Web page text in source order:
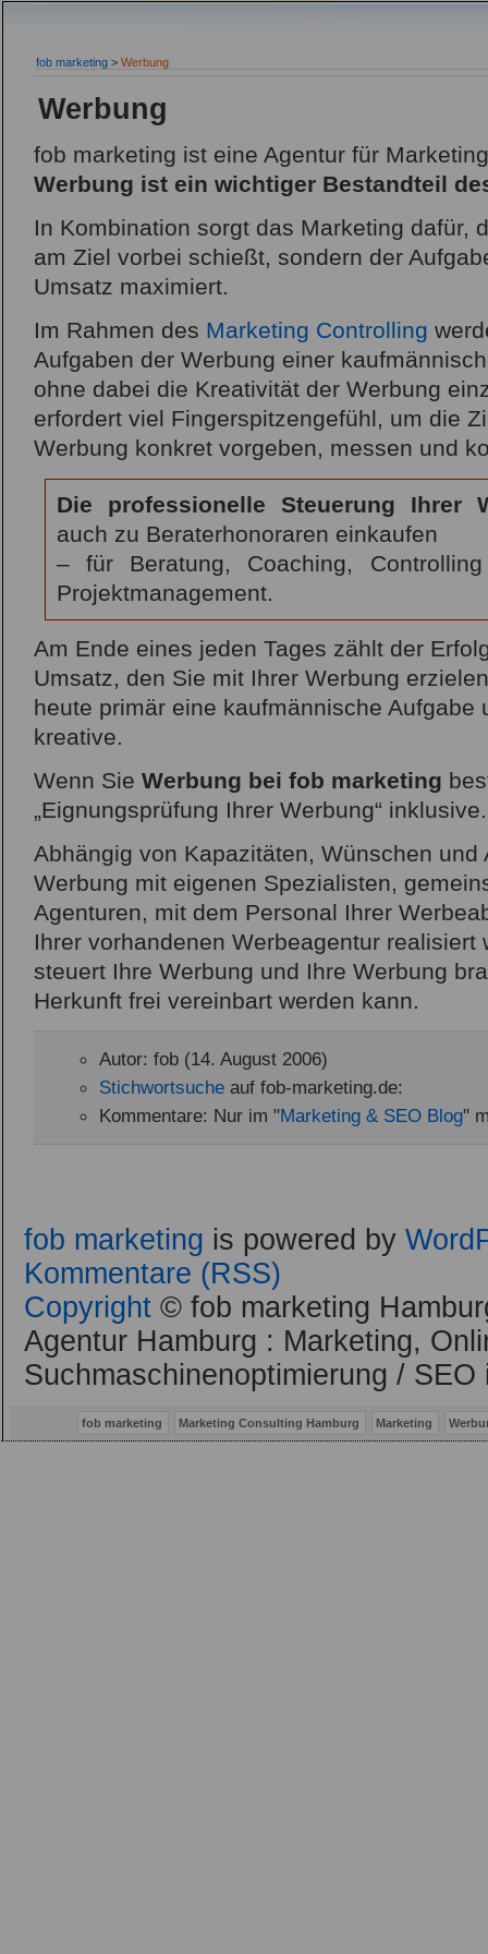
fob marketing > Werbung
Werbung
fob marketing ist eine Agentur für
Werbung ist ein wichtiger Bestandteil
In Kombination sorgt das Marketing dafür,
am Ziel vorbei schießt, sondern der
Umsatz maximiert.
Im Rahmen des Marketing Controlling
Aufgaben der Werbung einer
ohne dabei die Kreativität der Werbung
erfordert viel Fingerspitzengefühl, um die
Werbung konkret vorgeben, messen und
Die professionelle Steuerung Ihrer
auch zu Beraterhonoraren einkaufen
– für Beratung, Coaching,
Projektmanagement.
Am Ende eines jeden Tages zählt der
Umsatz, den Sie mit Ihrer Werbung
heute primär eine kaufmännische Aufgabe
kreative.
Wenn Sie Werbung bei fob marketing
„Eignungsprüfung Ihrer Werbung“ inklusive.
Abhängig von Kapazitäten, Wünschen und
Werbung mit eigenen Spezialisten,
Agenturen, mit dem Personal Ihrer
Ihrer vorhandenen Werbeagentur realisiert
steuert Ihre Werbung und Ihre Werbung
Herkunft frei vereinbart werden kann.
Autor: fob (14. August 2006)
Stichwortsuche auf fob-marketing.de:
Kommentare: Nur im "Marketing & SEO Blog"
fob marketing is powered by
Kommentare (RSS)
Copyright © fob marketing
Agentur Hamburg : Marketing,
Suchmaschinenoptimierung / SEO
fob marketing Marketing Consulting Hamburg Marketing